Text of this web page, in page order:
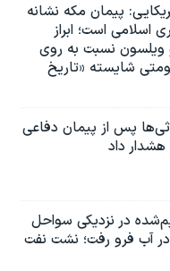
پیمان مکه نشانه
اسلامی است؛ ابراز
ویلسون نسبت به روی
شایسته «تاریخ
پس از پیمان دفاعی
هشدار داد
در نزدیکی سواحل
آب فرو رفت؛ نشت نفت